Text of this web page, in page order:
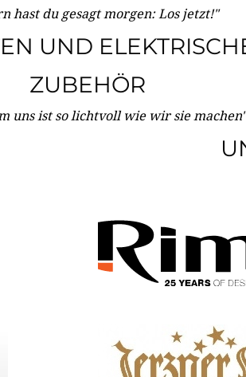
hast du gesagt morgen: Los jetzt!"
UND
ZUBEHÖR
uns ist so lichtvoll wie wir sie